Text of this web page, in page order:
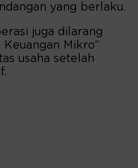
yang berlaku.
juga dilarang
Mikro”
usaha setelah